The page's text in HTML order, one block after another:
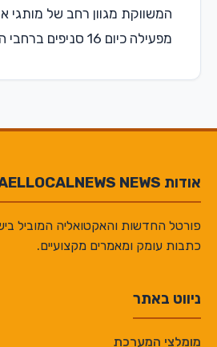
המשווקת מגוון רחב של מותגי
מפעילה כיום 16 סניפים ברחבי הארץ.
אודות ISRAELLOCALNEWS NEWS
פורטל החדשות והאקטואליה המוביל
כתבות עומק ומאמרים מקצועיים.
ניווט באתר
מומלצי המערכת